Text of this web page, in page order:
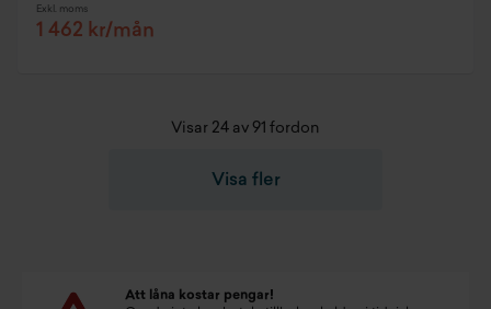
Exkl. moms
1 462 kr/mån
Visar 24 av 91 fordon
Visa fler
Att låna kostar pengar!